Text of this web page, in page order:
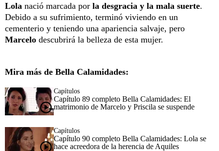
Lola nació marcada por la desgracia y la mala suerte.
Debido a su sufrimiento, terminó viviendo en un
cementerio y teniendo una apariencia salvaje, pero
Marcelo descubrirá la belleza de esta mujer.
Mira más de Bella Calamidades:
Capítulos
Capítulo 89 completo Bella Calamidades: El
matrimonio de Marcelo y Priscila se suspende
Capítulos
Capítulo 90 completo Bella Calamidades: Lola se
hace acreedora de la herencia de Aquiles